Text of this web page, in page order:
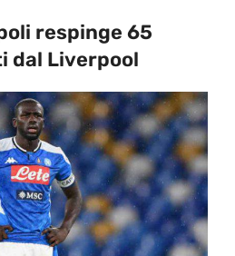
respinge 65
dal Liverpool